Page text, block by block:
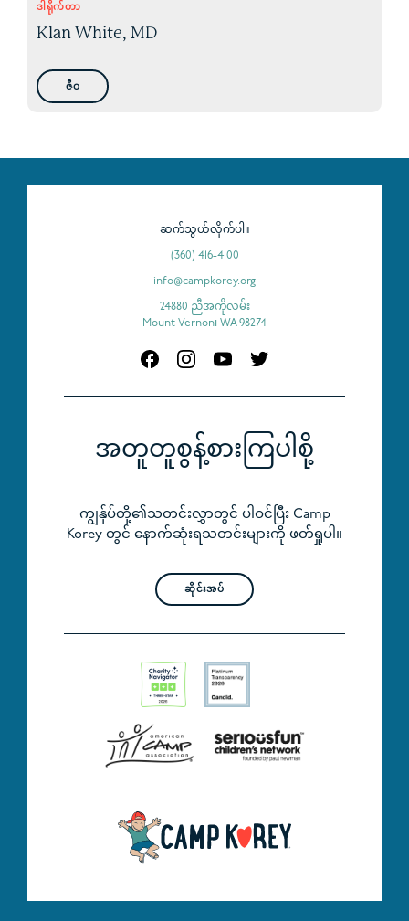
ဒါရိုက်တာ
Klan White, MD
ဇီဝ
အတူတူစွန့်စားကြပါစို့
ကျွန်ုပ်တို့၏သတင်းလွှာတွင် ပါဝင်ပြီး Camp
Korey တွင် နောက်ဆုံးရသတင်းများကို ဖတ်ရှုပါ။
ဆိုင်းအပ်
ဆက်သွယ်လိုက်ပါ။
(360) 416-4100
info@campkorey.org
24880 ညီအကိုလမ်း
Mount Vernon၊ WA 98274